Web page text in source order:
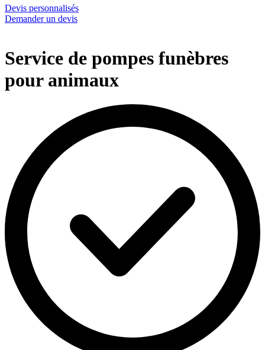
Devis personnalisés
Demander un devis
Service de pompes funèbres
pour animaux